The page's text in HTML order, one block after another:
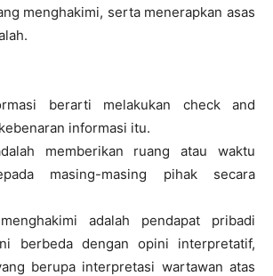
menghakimi, serta menerapkan asas
berarti melakukan check and
informasi itu.
memberikan ruang atau waktu
masing-masing pihak secara
adalah pendapat pribadi
berbeda dengan opini interpretatif,
berupa interpretasi wartawan atas